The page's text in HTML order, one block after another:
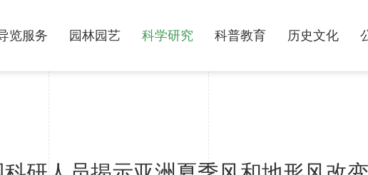
览服务 园林园艺 科学研究 科普教育 历史文化